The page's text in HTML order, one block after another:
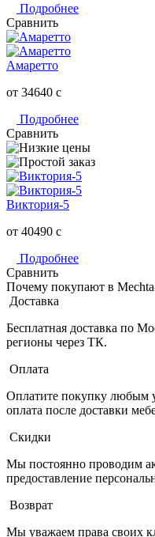
Подробнее
Сравнить
Амаретто
от 34640 c
Подробнее
Сравнить
Виктория-5
от 40490 c
Подробнее
Сравнить
Почему покупают в
Доставка
Бесплатная доставка по
регионы через ТК.
Оплата
Оплатите покупку любым
оплата после доставки
Скидки
Мы постоянно проводим
предоставление
Возврат
Мы уважаем права своих